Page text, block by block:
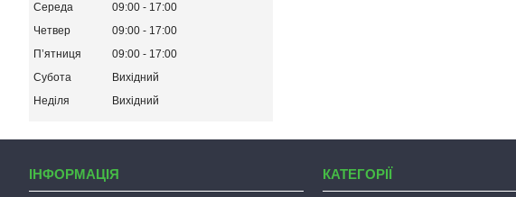
Середа
09:00
17:00
Четвер
09:00
17:00
Пʼятниця
09:00
17:00
Субота
Вихідний
Неділя
Вихідний
ІНФОРМАЦІЯ КАТЕГОРІЇ